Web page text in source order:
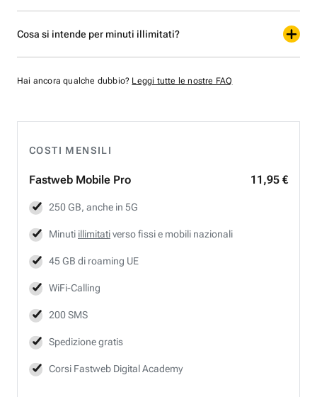
COSTI MENSILI
Fastweb Mobile Pro 11,95 €
250 GB, anche in 5G
Minuti illimitativerso fissi e mobili nazionali
45 GB di roaming UE
WiFi-Calling
200 SMS
Spedizione gratis
Corsi Fastweb Digital Academy
Cosa si intende per minuti illimitati?
Hai ancora qualche dubbio? Leggi tutte le nostre FAQ